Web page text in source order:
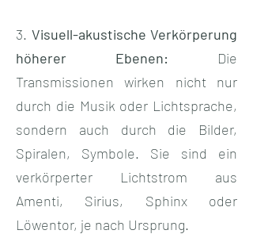
3. Visuell-akustische Verkörperung
höherer Ebenen: Die
Transmissionen wirken nicht nur
durch die Musik oder Lichtsprache,
sondern auch durch die Bilder,
Spiralen, Symbole. Sie sind ein
verkörperter Lichtstrom aus
Amenti, Sirius, Sphinx oder
Löwentor, je nach Ursprung.